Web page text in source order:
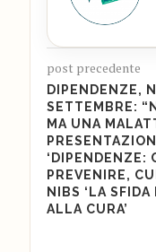
post precedente
DIPENDENZE,
SETTEMBRE:
MA UNA
‘DIPENDENZE:
PREVENIRE,
NIBS ‘LA
ALLA CURA’